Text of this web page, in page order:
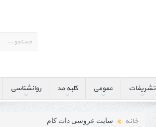
تشریفات عمومی کلبه مد روانشناسی
خانه سایت عروسی دات کام